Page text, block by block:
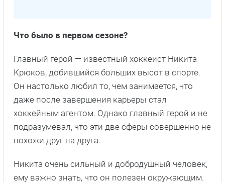
Что было в первом сезоне?
Главный герой — известный хоккеист Никита
Крюков, добившийся больших высот в спорте.
Он настолько любил то, чем занимается, что
даже после завершения карьеры стал
хоккейным агентом. Однако главный герой и не
подразумевал, что эти две сферы совершенно не
похожи друг на друга.
Никита очень сильный и добродушный человек,
ему важно знать, что он полезен окружающим.